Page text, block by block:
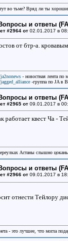
во тьме? Вряд ли ты
и ответы
#2964 от02.01.2017 в
от бтр-а.
- новостная лента по
-группа по JA в
и ответы
#2965 от09.01.2017 в
работает квест Ча -
Астаны слышно
и ответы
#2966 от09.01.2017 в
отнести Тейлору
- это лучшее, что могла